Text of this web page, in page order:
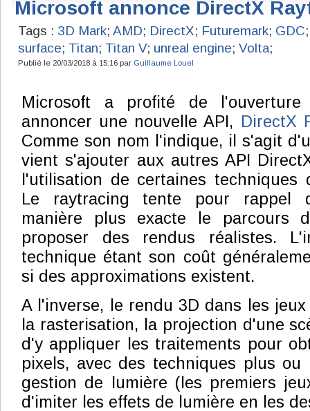
Microsoft annonce DirectX
Tags : 3D Mark; AMD; DirectX; Futuremark; GDC
surface; Titan; Titan V; unreal engine; Volta;
Publié le 20/03/2018 à 15:16 par Guillaume Louel
Microsoft a profité de
annoncer une nouvelle API, DirectX
Comme son nom l'indique, il s'agit
vient s'ajouter aux autres API
l'utilisation de certaines techniques
Le raytracing tente pour rappel
manière plus exacte le parcours
proposer des rendus réalistes.
technique étant son coût
si des approximations existent.
A l'inverse, le rendu 3D dans les
la rasterisation, la projection d'une
d'y appliquer les traitements pour
pixels, avec des techniques plus ou
gestion de lumière (les premiers
d'imiter les effets de lumière en les